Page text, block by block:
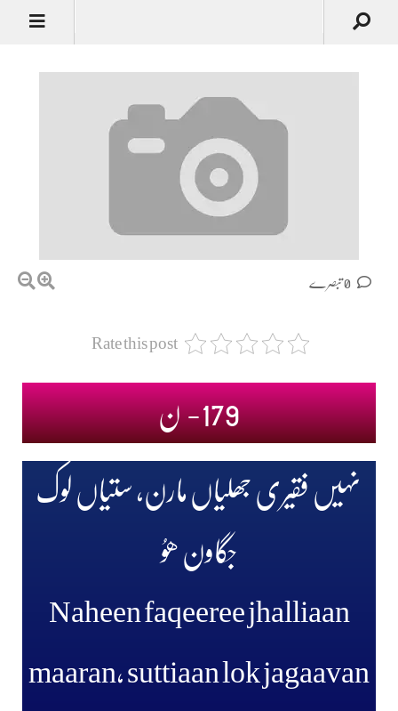
Rate this post
179- ن
نہیں فقیری جھلیاں مارن، ستیاں لوک
جگاون ھوُ
Naheen faqeeree jhalliaan
maaran, suttiaan lok jagaavan